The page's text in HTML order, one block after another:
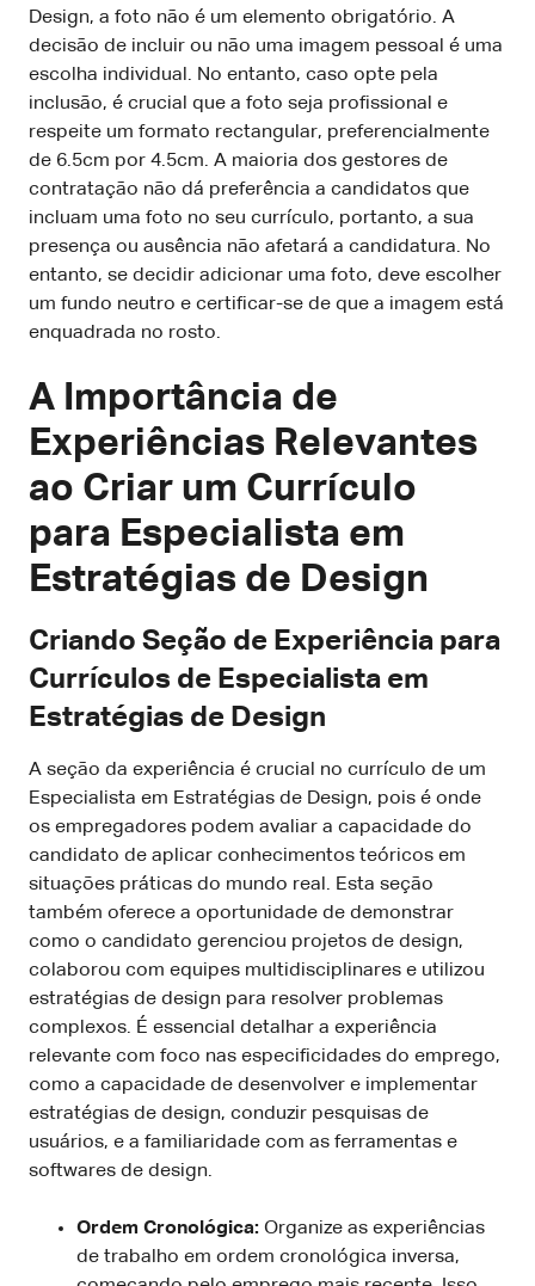
Design, a foto não é um elemento obrigatório. A
decisão de incluir ou não uma imagem pessoal é uma
escolha individual. No entanto, caso opte pela
inclusão, é crucial que a foto seja profissional e
respeite um formato rectangular, preferencialmente
de 6.5cm por 4.5cm. A maioria dos gestores de
contratação não dá preferência a candidatos que
incluam uma foto no seu currículo, portanto, a sua
presença ou ausência não afetará a candidatura. No
entanto, se decidir adicionar uma foto, deve escolher
um fundo neutro e certificar-se de que a imagem está
enquadrada no rosto.
A Importância de
Experiências Relevantes
ao Criar um Currículo
para Especialista em
Estratégias de Design
Criando Seção de Experiência para
Currículos de Especialista em
Estratégias de Design
A seção da experiência é crucial no currículo de um
Especialista em Estratégias de Design, pois é onde
os empregadores podem avaliar a capacidade do
candidato de aplicar conhecimentos teóricos em
situações práticas do mundo real. Esta seção
também oferece a oportunidade de demonstrar
como o candidato gerenciou projetos de design,
colaborou com equipes multidisciplinares e utilizou
estratégias de design para resolver problemas
complexos. É essencial detalhar a experiência
relevante com foco nas especificidades do emprego,
como a capacidade de desenvolver e implementar
estratégias de design, conduzir pesquisas de
usuários, e a familiaridade com as ferramentas e
softwares de design.
Ordem Cronológica: Organize as experiências
de trabalho em ordem cronológica inversa,